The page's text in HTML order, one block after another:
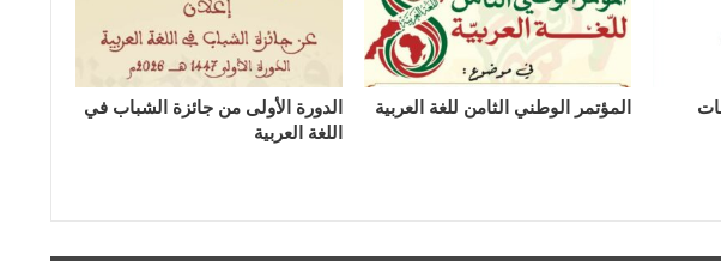
المؤتمر الوطني الثامن للغة العربية
الدورة الأولى من جائزة الشباب في
اللغة العربية